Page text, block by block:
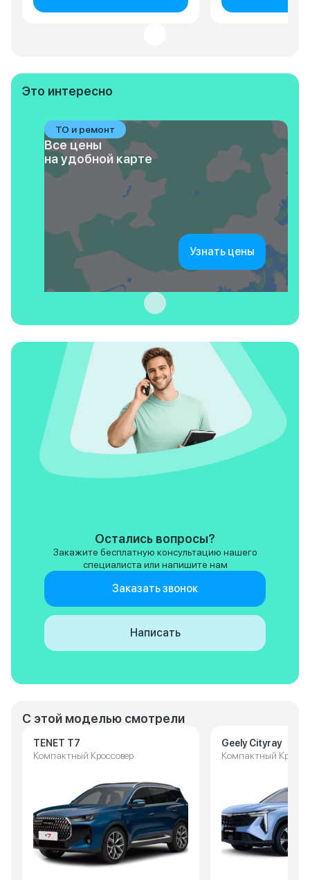
Это интересно
ТО и ремонт
Все цены
на удобной карте
Узнать цены
С этой моделью смотрели
TENET T7
Компактный Кроссовер
Geely Cityray
Компактный
Остались вопросы?
Закажите бесплатную консультацию нашего
специалиста или напишите нам
Заказать звонок
Написать